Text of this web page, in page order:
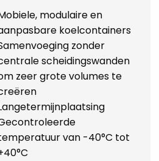
modulaire en
koelcontainers
zonder
scheidingswanden
zeer grote volumes te
van -40°C tot